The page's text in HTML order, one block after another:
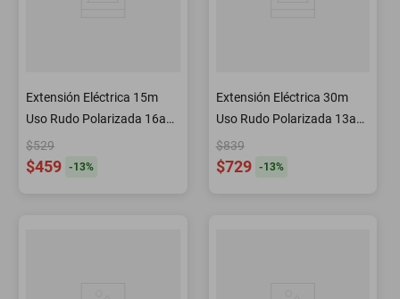
Extensión Eléctrica 15m
Uso Rudo Polarizada 16a
Surtek
$529
$459 -13%
Extensión Eléctrica 30m
Uso Rudo Polarizada 13a
Surtek
$839
$729 -13%